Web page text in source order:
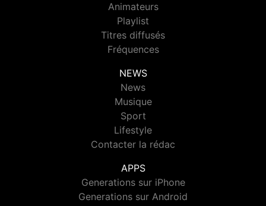
Animateurs
Playlist
Titres diffusés
Fréquences
NEWS
News
Musique
Sport
Lifestyle
Contacter la rédac
APPS
Generations sur iPhone
Generations sur Android